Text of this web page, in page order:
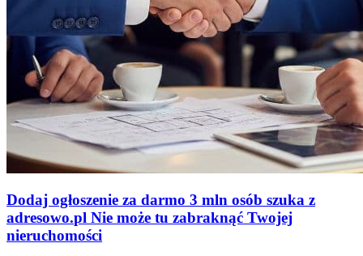
Dodaj ogłoszenie za darmo 3 mln osób szuka z
adresowo.pl Nie może tu zabraknąć Twojej
nieruchomości